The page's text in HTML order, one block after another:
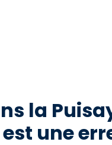
la
une